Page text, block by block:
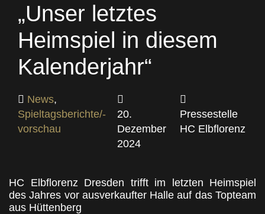
„Unser letztes
Heimspiel in diesem
Kalenderjahr“
News,
Spieltagsberichte/-
vorschau
20.
Dezember
2024
Pressestelle
HC Elbflorenz
HC Elbflorenz Dresden trifft im letzten Heimspiel
des Jahres vor ausverkaufter Halle auf das Topteam
aus Hüttenberg